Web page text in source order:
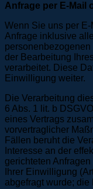
Anfrage per E-Mail
Wenn Sie uns per
Anfrage inklusive
der Bearbeitung
verarbeitet. Diese
Einwilligung weiter.
Die Verarbeitung
6 Abs. 1 lit. b
eines Vertrags
vorvertraglicher
Fällen beruht die
Interesse an der
gerichteten
Ihrer Einwilligung
abgefragt wurde;